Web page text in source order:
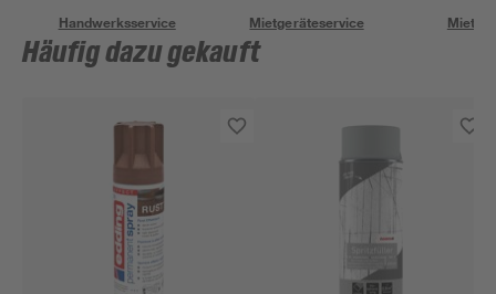
Handwerksservice Mietgeräteservice
Häufig dazu gekauft